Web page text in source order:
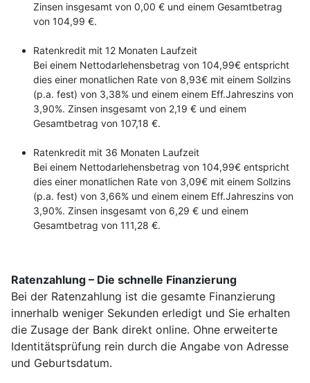
Zinsen insgesamt von 0,00 € und einem Gesamtbetrag
von 104,99 €.
Ratenkredit mit 12 Monaten Laufzeit
Bei einem Nettodarlehensbetrag von 104,99€ entspricht
dies einer monatlichen Rate von 8,93€ mit einem Sollzins
(p.a. fest) von 3,38% und einem einem Eff.Jahreszins von
3,90%. Zinsen insgesamt von 2,19 € und einem
Gesamtbetrag von 107,18 €.
Ratenkredit mit 36 Monaten Laufzeit
Bei einem Nettodarlehensbetrag von 104,99€ entspricht
dies einer monatlichen Rate von 3,09€ mit einem Sollzins
(p.a. fest) von 3,66% und einem einem Eff.Jahreszins von
3,90%. Zinsen insgesamt von 6,29 € und einem
Gesamtbetrag von 111,28 €.
Ratenzahlung – Die schnelle Finanzierung
Bei der Ratenzahlung ist die gesamte Finanzierung
innerhalb weniger Sekunden erledigt und Sie erhalten
die Zusage der Bank direkt online. Ohne erweiterte
Identitätsprüfung rein durch die Angabe von Adresse
und Geburtsdatum.